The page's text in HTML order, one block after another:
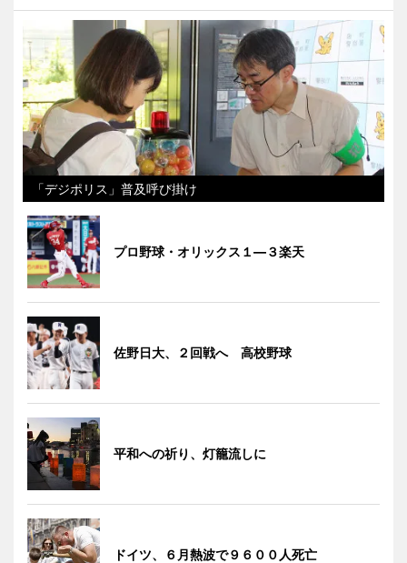
「デジポリス」普及呼び掛け
プロ野球・オリックス１―３楽天
佐野日大、２回戦へ 高校野球
平和への祈り、灯籠流しに
ドイツ、６月熱波で９６００人死亡